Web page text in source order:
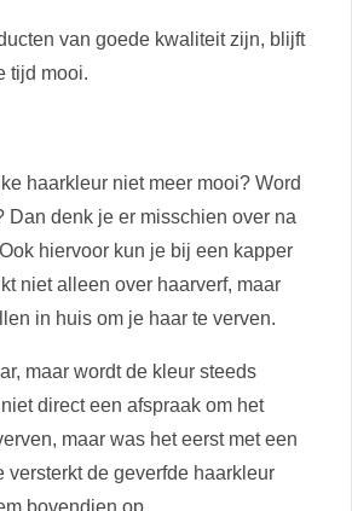
van goede kwaliteit zijn, blijft
tijd mooi.
haarkleur niet meer mooi? Word
Dan denk je er misschien over na
hiervoor kun je bij een kapper
niet alleen over haarverf, maar
in huis om je haar te verven.
maar wordt de kleur steeds
direct een afspraak om het
maar was het eerst met een
versterkt de geverfde haarkleur
bovendien op.